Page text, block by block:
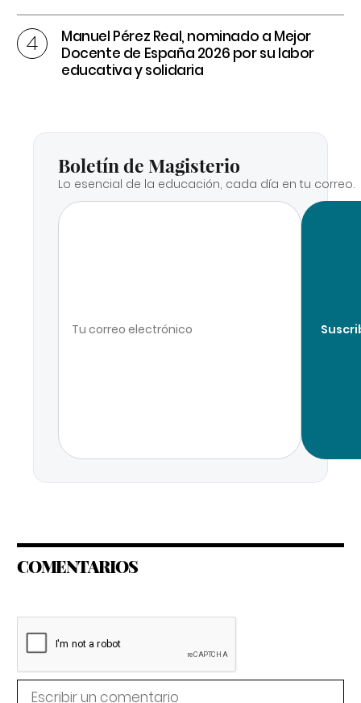
Manuel Pérez Real, nominado a Mejor
Docente de España 2026 por su labor
educativa y solidaria
Boletín de Magisterio
Lo esencial de la educación, cada día en tu correo.
COMENTARIOS